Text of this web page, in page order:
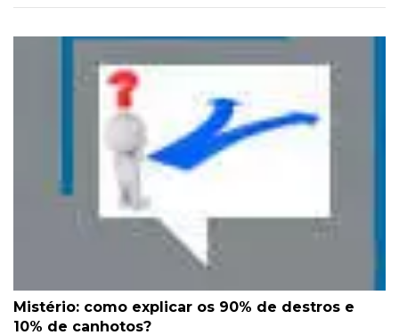
Mistério: como explicar os 90% de destros e
10% de canhotos?